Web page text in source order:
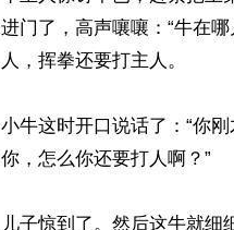
进门了，高声嚷嚷：“牛在
人，挥拳还要打主人。
小牛这时开口说话了：“你
你，怎么你还要打人啊？”
儿子惊到了。然后这牛就细